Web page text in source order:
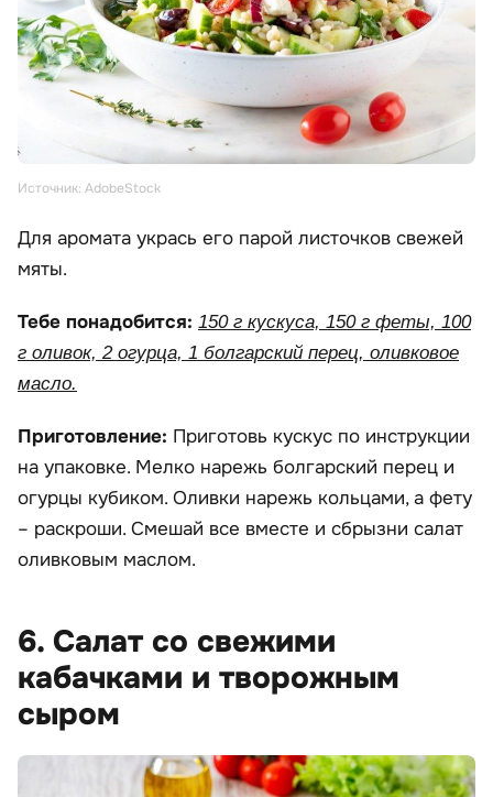
Источник: AdobeStock
Для аромата укрась его парой листочков свежей
мяты.
Тебе понадобится: 150 г кускуса, 150 г феты, 100
г оливок, 2 огурца, 1 болгарский перец, оливковое
масло.
Приготовление: Приготовь кускус по инструкции
на упаковке. Мелко нарежь болгарский перец и
огурцы кубиком. Оливки нарежь кольцами, а фету
– раскроши. Смешай все вместе и сбрызни салат
оливковым маслом.
6. Салат со свежими
кабачками и творожным
сыром